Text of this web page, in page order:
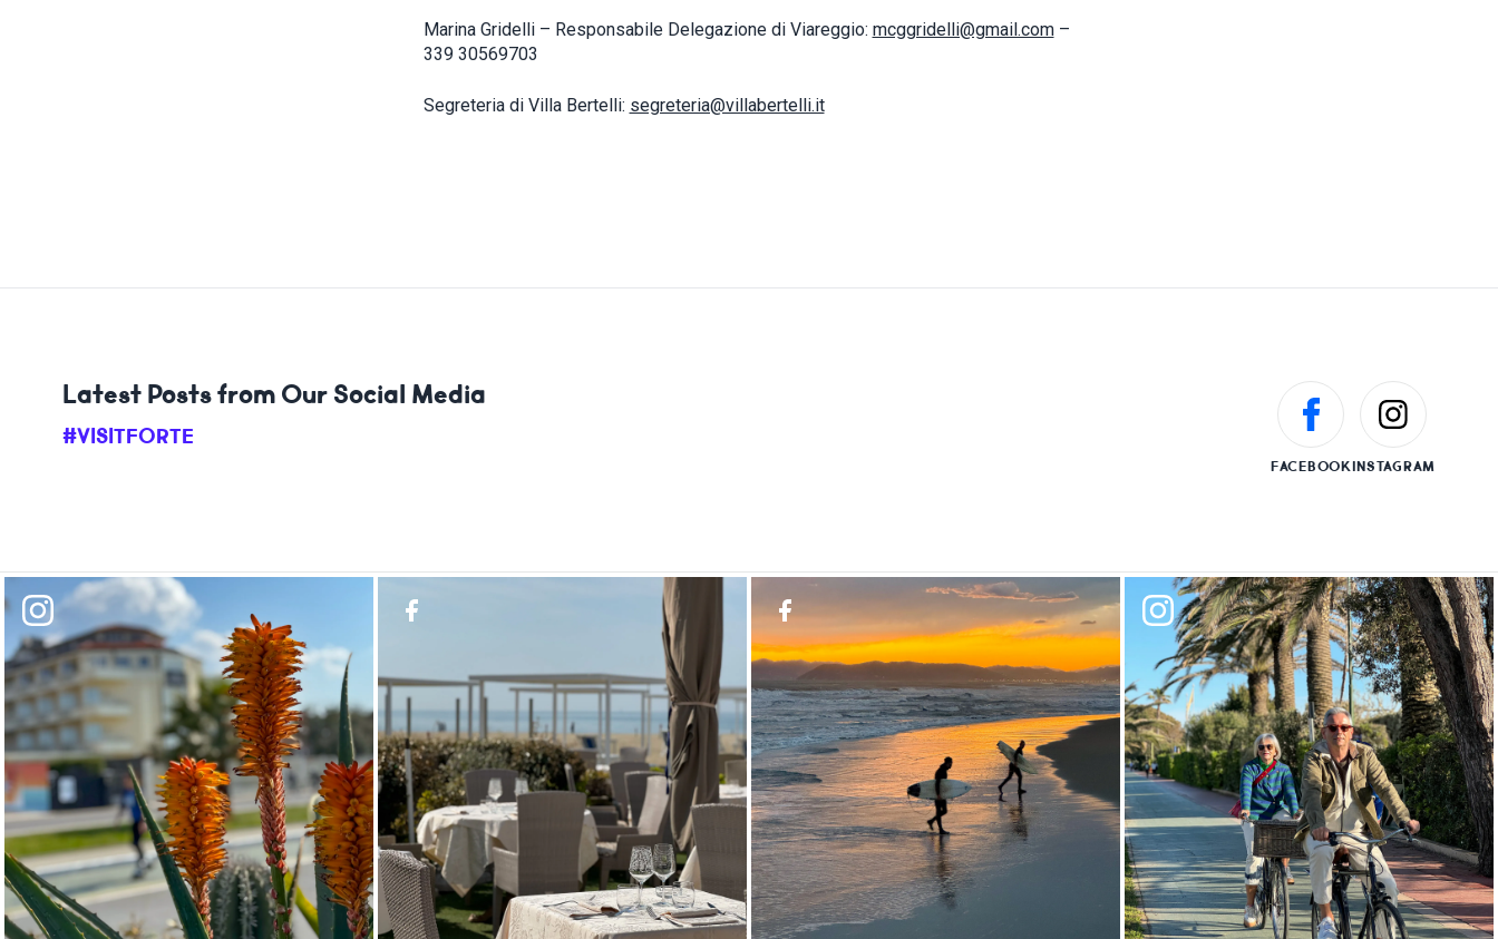
Marina Gridelli – Responsabile Delegazione di Viareggio: mcggridelli@gmail.com–
339 30569703
Segreteria di Villa Bertelli: segreteria@villabertelli.it
Latest Posts from Our Social Media
#VISITFORTE
FACEBOOKINSTAGRAM